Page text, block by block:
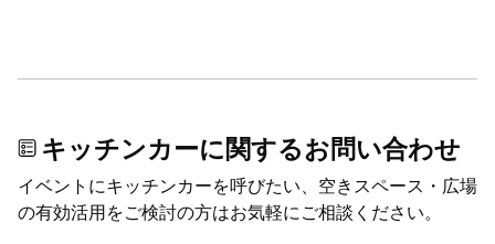
キッチンカーに関するお問い合わせ
イベントにキッチンカーを呼びたい、空きスペース・広場
の有効活用をご検討の方はお気軽にご相談ください。